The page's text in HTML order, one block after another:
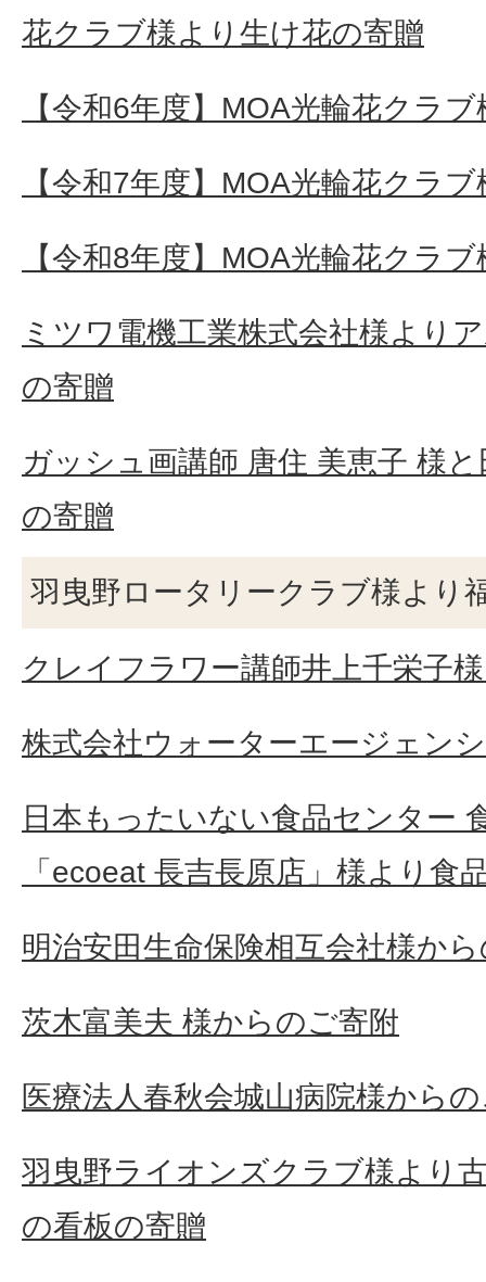
花クラブ様より生け花の寄贈
【令和6年度】MOA光輪花クラ
【令和7年度】MOA光輪花クラ
【令和8年度】MOA光輪花クラ
ミツワ電機工業株式会社様より
の寄贈
ガッシュ画講師 唐住 美恵子 様
の寄贈
羽曳野ロータリークラブ様より
クレイフラワー講師井上千栄子
株式会社ウォーターエージェン
日本もったいない食品センター
「ecoeat 長吉長原店」様より食
明治安田生命保険相互会社様か
茨木富美夫 様からのご寄附
医療法人春秋会城山病院様から
羽曳野ライオンズクラブ様より
の看板の寄贈